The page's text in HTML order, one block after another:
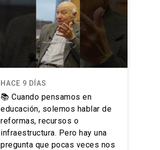
HACE 9 DÍAS
📚 Cuando pensamos en
educación, solemos hablar de
reformas, recursos o
infraestructura. Pero hay una
pregunta que pocas veces nos